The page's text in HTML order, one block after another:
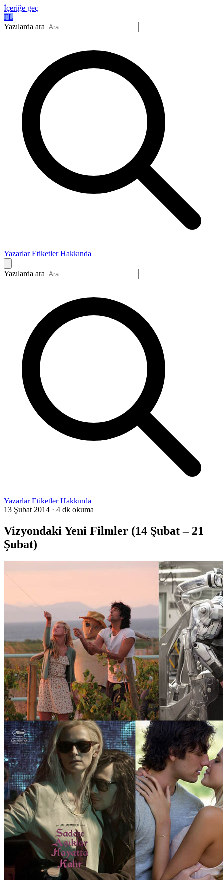
İçeriğe geç
FL
Yazılarda ara
Yazarlar Etiketler Hakkında
Yazılarda ara
Yazarlar Etiketler Hakkında
13 Şubat 2014 · 4 dk okuma
Vizyondaki Yeni Filmler (14 Şubat – 21
Şubat)